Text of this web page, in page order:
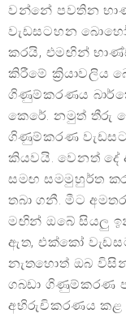
වන්නේ පවතින
වැඩසටහන බොහෝ
කරයි, එමඟින්
කිරීමේ ක්‍රියාවලිය
ගිණුම්කරණය
කෙරේ. නමුත් තීරු
ගිණුම්කරණ
කියවයි. වෙනත් දේ
සමඟ සමමුහුර්ත කර
තබා ගනී. මීට
මඟින් ඔබේ සියලු
ඇත, එක්කෝ
නැතහොත් ඔබ
ගබඩා ගිණුම්කරණ
අභිරුචිකරණය කළ